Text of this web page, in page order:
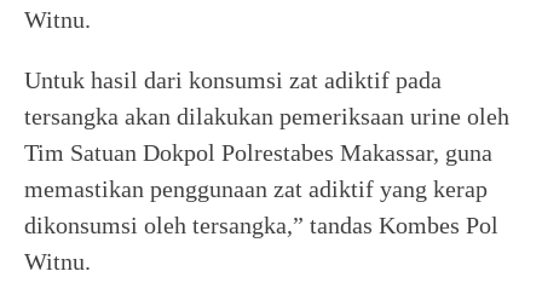
Witnu.
Untuk hasil dari konsumsi zat adiktif pada
tersangka akan dilakukan pemeriksaan urine oleh
Tim Satuan Dokpol Polrestabes Makassar, guna
memastikan penggunaan zat adiktif yang kerap
dikonsumsi oleh tersangka,” tandas Kombes Pol
Witnu.